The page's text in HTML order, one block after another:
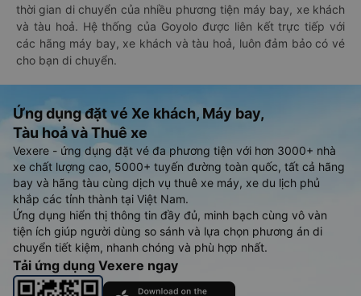
thời gian di chuyển của nhiều phương tiện máy bay, xe khách
và tàu hoả. Hệ thống của Goyolo được liên kết trực tiếp với
các hãng máy bay, xe khách và tàu hoả, luôn đảm bảo có vé
cho bạn di chuyển.
Ứng dụng đặt vé Xe khách, Máy bay,
Tàu hoả và Thuê xe
Vexere - ứng dụng đặt vé đa phương tiện với hơn 3000+ nhà
xe chất lượng cao, 5000+ tuyến đường toàn quốc, tất cả hãng
bay và hãng tàu cùng dịch vụ thuê xe máy, xe du lịch phủ
khắp các tỉnh thành tại Việt Nam.
Ứng dụng hiển thị thông tin đầy đủ, minh bạch cùng vô vàn
tiện ích giúp người dùng so sánh và lựa chọn phương án di
chuyển tiết kiệm, nhanh chóng và phù hợp nhất.
Tải ứng dụng Vexere ngay